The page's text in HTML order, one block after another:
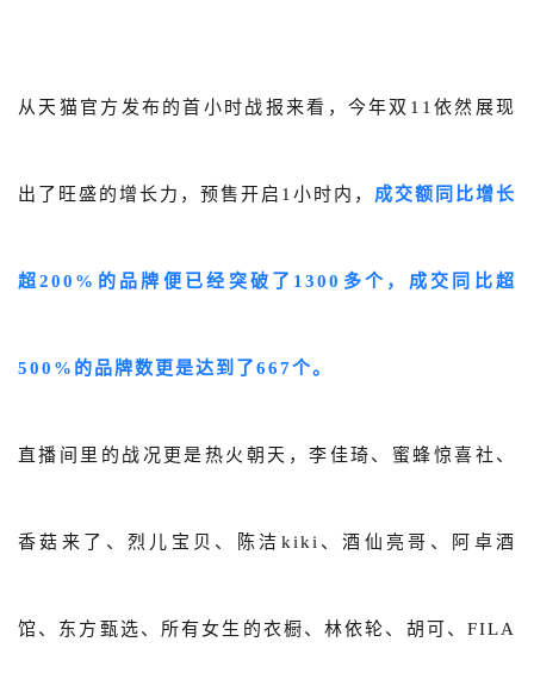
从天猫官方发布的首小时战报来看，今年双11依然展现
出了旺盛的增长力，预售开启 1小时内， 成交额同比增长
超200%的品牌便已经突破了1300多个， 成交同比超
500%的品牌数更是达到了667个。
直播间里的战况更是热火朝天，李佳琦、蜜蜂惊喜社、
香菇来了、烈儿宝贝、陈洁kiki、酒仙亮哥、阿卓酒
馆、东方甄选、所有女生的衣橱、林依轮、胡可、FILA